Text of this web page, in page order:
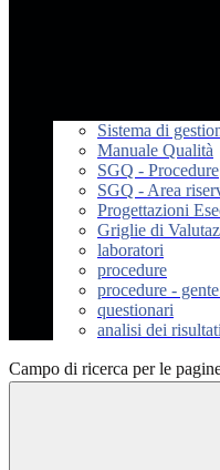
Sistema di
Manuale Qualità
SGQ - Procedure
SGQ - Area
Progettazioni
Griglie di
laboratori
procedure
procedure -
questionari
analisi dei risultati
Campo di ricerca per le